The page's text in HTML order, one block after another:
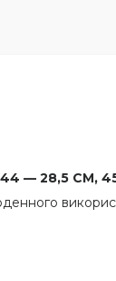
— 28,5 СМ,